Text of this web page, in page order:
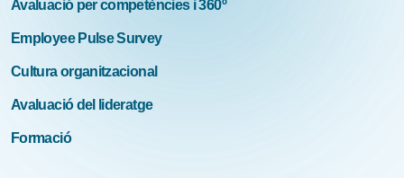
Avaluació per competències i 360º
Employee Pulse Survey
Cultura organitzacional
Avaluació del lideratge
Formació